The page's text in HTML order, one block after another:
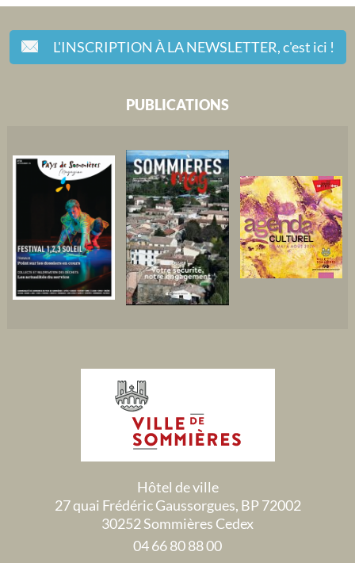
L'INSCRIPTION À LA NEWSLETTER,c'est ici !
PUBLICATIONS
Hôtel de ville
27 quai Frédéric Gaussorgues, BP 72002
30252 Sommières Cedex
04 66 80 88 00